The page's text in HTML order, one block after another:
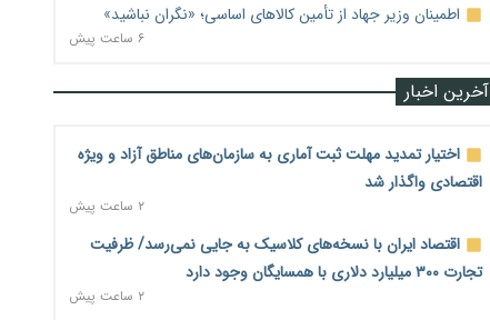
اطمینان وزیر جهاد از تأمین کالاهای اساسی؛ «نگران نباشید»
۶ ساعت پیش
آخرین اخبار
اختیار تمدید مهلت ثبت آماری به سازمان‌های مناطق آزاد و ویژه
اقتصادی واگذار شد
۲ ساعت پیش
اقتصاد ایران با نسخه‌های کلاسیک به جایی نمی‌رسد/ ظرفیت
تجارت ۳۰۰ میلیارد دلاری با همسایگان وجود دارد
۲ ساعت پیش